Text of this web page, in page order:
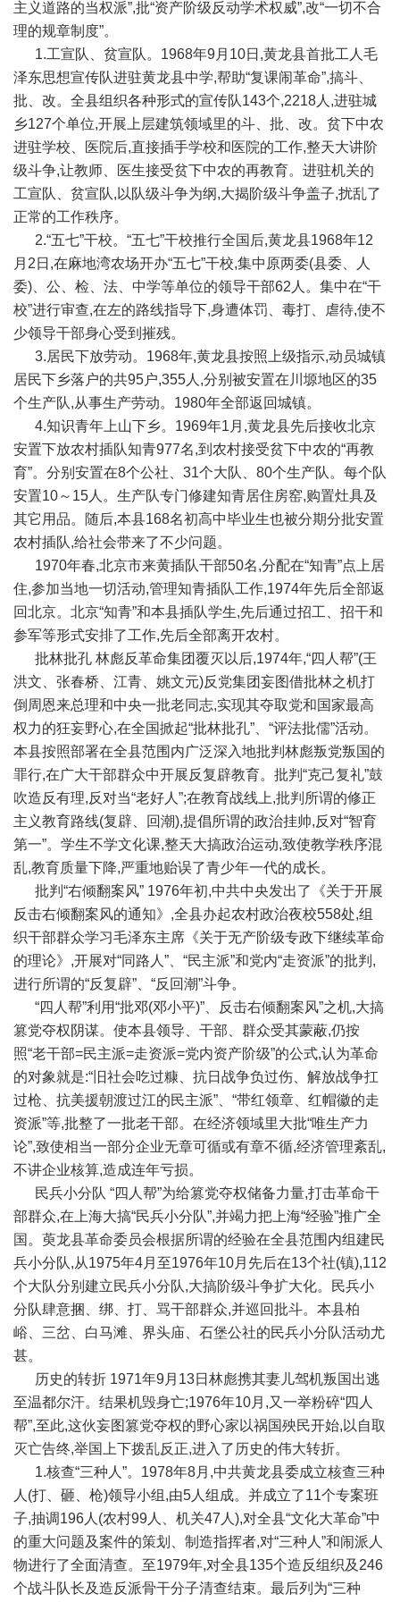
主义道路的当权派”,批“资产阶级反动学术权威”,改“一切不合
理的规章制度”。
1.工宣队、贫宣队。1968年9月10日,黄龙县首批工人毛
泽东思想宣传队进驻黄龙县中学,帮助“复课闹革命”,搞斗、
批、改。全县组织各种形式的宣传队143个,2218人,进驻城
乡127个单位,开展上层建筑领域里的斗、批、改。贫下中农
进驻学校、医院后,直接插手学校和医院的工作,整天大讲阶
级斗争,让教师、医生接受贫下中农的再教育。进驻机关的
工宣队、贫宣队,以队级斗争为纲,大揭阶级斗争盖子,扰乱了
正常的工作秩序。
2.“五七”干校。“五七”干校推行全国后,黄龙县1968年12
月2日,在麻地湾农场开办“五七”干校,集中原两委(县委、人
委)、公、检、法、中学等单位的领导干部62人。集中在“干
校”进行审查,在左的路线指导下,身遭体罚、毒打、虐待,使不
少领导干部身心受到摧残。
3.居民下放劳动。1968年,黄龙县按照上级指示,动员城镇
居民下乡落户的共95户,355人,分别被安置在川塬地区的35
个生产队,从事生产劳动。1980年全部返回城镇。
4.知识青年上山下乡。1969年1月,黄龙县先后接收北京
安置下放农村插队知青977名,到农村接受贫下中农的“再教
育”。分别安置在8个公社、31个大队、80个生产队。每个队
安置10～15人。生产队专门修建知青居住房窑,购置灶具及
其它用品。随后,本县168名初高中毕业生也被分期分批安置
农村插队,给社会带来了不少问题。
1970年春,北京市来黄插队干部50名,分配在“知青”点上居
住,参加当地一切活动,管理知青插队工作,1974年先后全部返
回北京。北京“知青”和本县插队学生,先后通过招工、招干和
参军等形式安排了工作,先后全部离开农村。
批林批孔 林彪反革命集团覆灭以后,1974年,“四人帮”(王
洪文、张春桥、江青、姚文元)反党集团妄图借批林之机打
倒周恩来总理和中央一批老同志,实现其夺取党和国家最高
权力的狂妄野心,在全国掀起“批林批孔”、“评法批儒”活动。
本县按照部署在全县范围内广泛深入地批判林彪叛党叛国的
罪行,在广大干部群众中开展反复辟教育。批判“克己复礼”鼓
吹造反有理,反对当“老好人”;在教育战线上,批判所谓的修正
主义教育路线(复辟、回潮),提倡所谓的政治挂帅,反对“智育
第一”。学生不学文化课,整天大搞政治运动,致使教学秩序混
乱,教育质量下降,严重地贻误了青少年一代的成长。
批判“右倾翻案风” 1976年初,中共中央发出了《关于开展
反击右倾翻案风的通知》,全县办起农村政治夜校558处,组
织干部群众学习毛泽东主席《关于无产阶级专政下继续革命
的理论》,开展对“同路人”、“民主派”和党内“走资派”的批判,
进行所谓的“反复辟”、“反回潮”斗争。
“四人帮”利用“批邓(邓小平)”、反击右倾翻案风”之机,大搞
篡党夺权阴谋。使本县领导、干部、群众受其蒙蔽,仍按
照“老干部=民主派=走资派=党内资产阶级”的公式,认为革命
的对象就是:“旧社会吃过糠、抗日战争负过伤、解放战争扛
过枪、抗美援朝渡过江的民主派”、“带红领章、红帽徽的走
资派”等,批整了一批老干部。在经济领域里大批“唯生产力
论”,致使相当一部分企业无章可循或有章不循,经济管理紊乱,
不讲企业核算,造成连年亏损。
民兵小分队 “四人帮”为给篡党夺权储备力量,打击革命干
部群众,在上海大搞“民兵小分队”,并竭力把上海“经验”推广全
国。萸龙县革命委员会根据所谓的经验在全县范围内组建民
兵小分队,从1975年4月至1976年10月先后在13个社(镇),112
个大队分别建立民兵小分队,大搞阶级斗争扩大化。民兵小
分队肆意捆、绑、打、骂干部群众,并巡回批斗。本县柏
峪、三岔、白马滩、界头庙、石堡公社的民兵小分队活动尤
甚。
历史的转折 1971年9月13日林彪携其妻儿驾机叛国出逃
至温都尔汗。结果机毁身亡;1976年10月,又一举粉碎“四人
帮”,至此,这伙妄图篡党夺权的野心家以祸国殃民开始,以自取
灭亡告终,举国上下拨乱反正,进入了历史的伟大转折。
1.核查“三种人”。1978年8月,中共黄龙县委成立核查三种
人(打、砸、枪)领导小组,由5人组成。并成立了11个专案班
子,抽调196人(农村99人、机关47人),对全县“文化大革命”中
的重大问题及案件的策划、制造指挥者,对“三种人”和闹派人
物进行了全面清查。至1979年,对全县135个造反组织及246
个战斗队长及造反派骨干分子清查结束。最后列为“三种